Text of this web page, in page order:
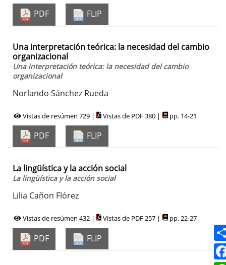
PDF FLIP
Una interpretación teórica: la necesidad del cambio
organizacional
Una interpretación teórica: la necesidad del cambio
organizacional
Norlando Sánchez Rueda
Vistas de resúmen 729 | Vistas de PDF 380 | pp. 14-21
PDF FLIP
La lingüística y la acción social
La lingüística y la acción social
Lilia Cañon Flórez
Vistas de resúmen 432 | Vistas de PDF 257 | pp. 22-27
PDF FLIP